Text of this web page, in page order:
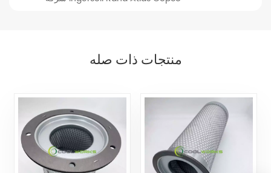
منتجات ذات صله